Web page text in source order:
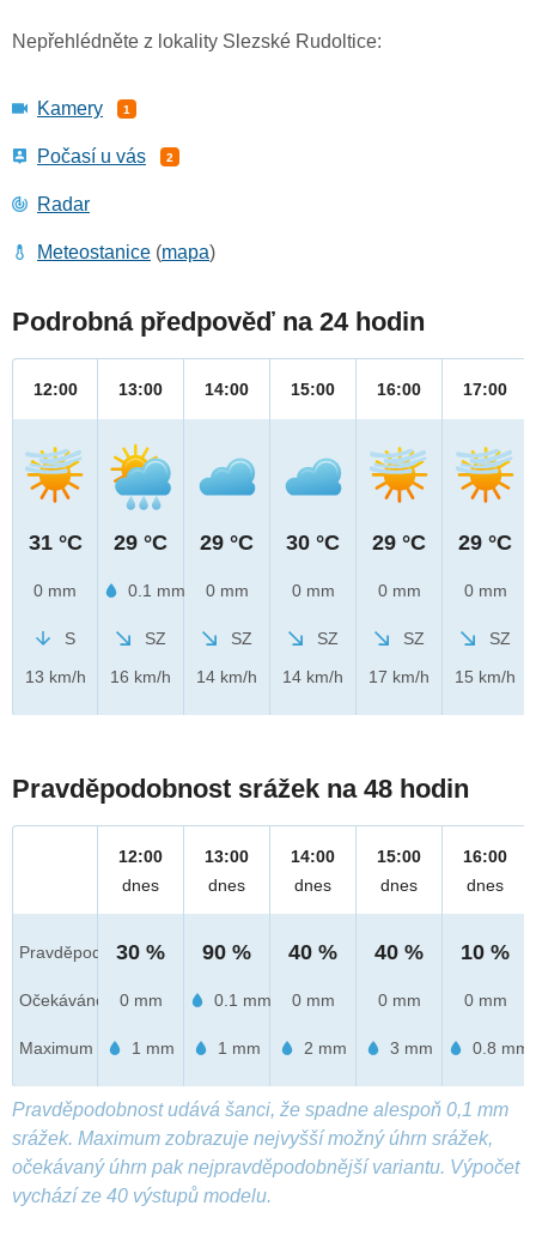
Nepřehlédněte z lokality Slezské Rudoltice:
Kamery 1
Počasí u vás 2
Radar
Meteostanice (mapa)
Podrobná předpověď na 24 hodin
12:00
31 °C
0 mm
S
13 km/h
13:00
29 °C
0.1 mm
SZ
16 km/h
14:00
29 °C
0 mm
SZ
14 km/h
15:00
30 °C
0 mm
SZ
14 km/h
16:00
29 °C
0 mm
SZ
17 km/h
17:00
29 °C
0 mm
SZ
15 km/h
Pravděpodobnost srážek na 48 hodin
Pravděpod.
Očekáváno
Maximum
12:00
dnes
30 %
0 mm
1 mm
13:00
dnes
90 %
0.1 mm
1 mm
14:00
dnes
40 %
0 mm
2 mm
15:00
dnes
40 %
0 mm
3 mm
16:00
dnes
10 %
0 mm
0.8 mm
Pravděpodobnost udává šanci, že spadne alespoň 0,1 mm
srážek. Maximum zobrazuje nejvyšší možný úhrn srážek,
očekávaný úhrn pak nejpravděpodobnější variantu. Výpočet
vychází ze 40 výstupů modelu.